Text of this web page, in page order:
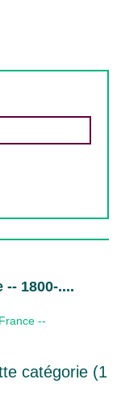
-- 1800-....
--
catégorie (1